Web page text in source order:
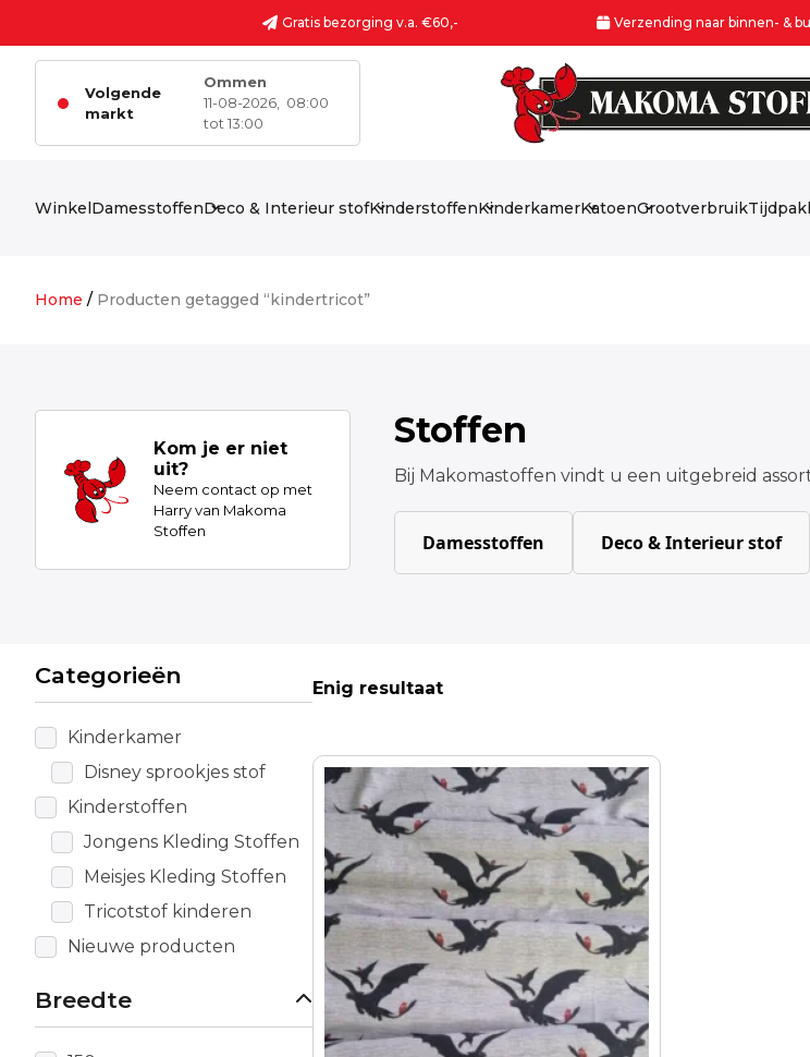
Gratis bezorging v.a. €60,- Verzending naar binnen- &
Volgende
markt
Ommen
11-08-2026,
08:00
tot 13:00
WinkelDamesstoffenDeco & Interieur stofKinderstoffenKinderkamerKatoenGrootverbruik
Home / Producten getagged “kindertricot”
Kom je er niet
uit?
Neem contact op met
Harry van Makoma
Stoffen
Stoffen
Bij Makomastoffen vindt u een uitgebreid
Damesstoffen Deco & Interieur stof
Categorieën
Kinderkamer
Disney sprookjes stof
Kinderstoffen
Jongens Kleding Stoffen
Meisjes Kleding Stoffen
Tricotstof kinderen
Nieuwe producten
Breedte
Enig resultaat